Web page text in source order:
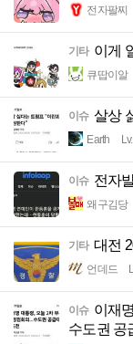
전자팔찌
기타 이게
큐땁이알
이슈 살상
Earth
이슈 전자
왜구김당
기타 대전
언데드
이슈 이재
수도권 공